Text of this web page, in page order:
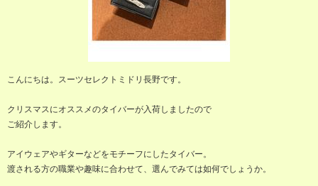
こんにちは。スーツセレクトミドリ長野です。
クリスマスにオススメのタイバーが入荷しましたので
ご紹介します。
アイウェアやギターなどをモチーフにしたタイバー。
渡される方の職業や趣味に合わせて、選んでみては如何でしょうか。